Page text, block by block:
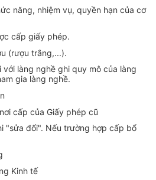
năng, nhiệm vụ, quyền hạn của cơ
cấp giấy phép.
(rượu trắng,...).
với làng nghề ghi quy mô của làng
gia làng nghề.
cấp của Giấy phép cũ
"sửa đổi". Nếu trường hợp cấp bổ
Kinh tế